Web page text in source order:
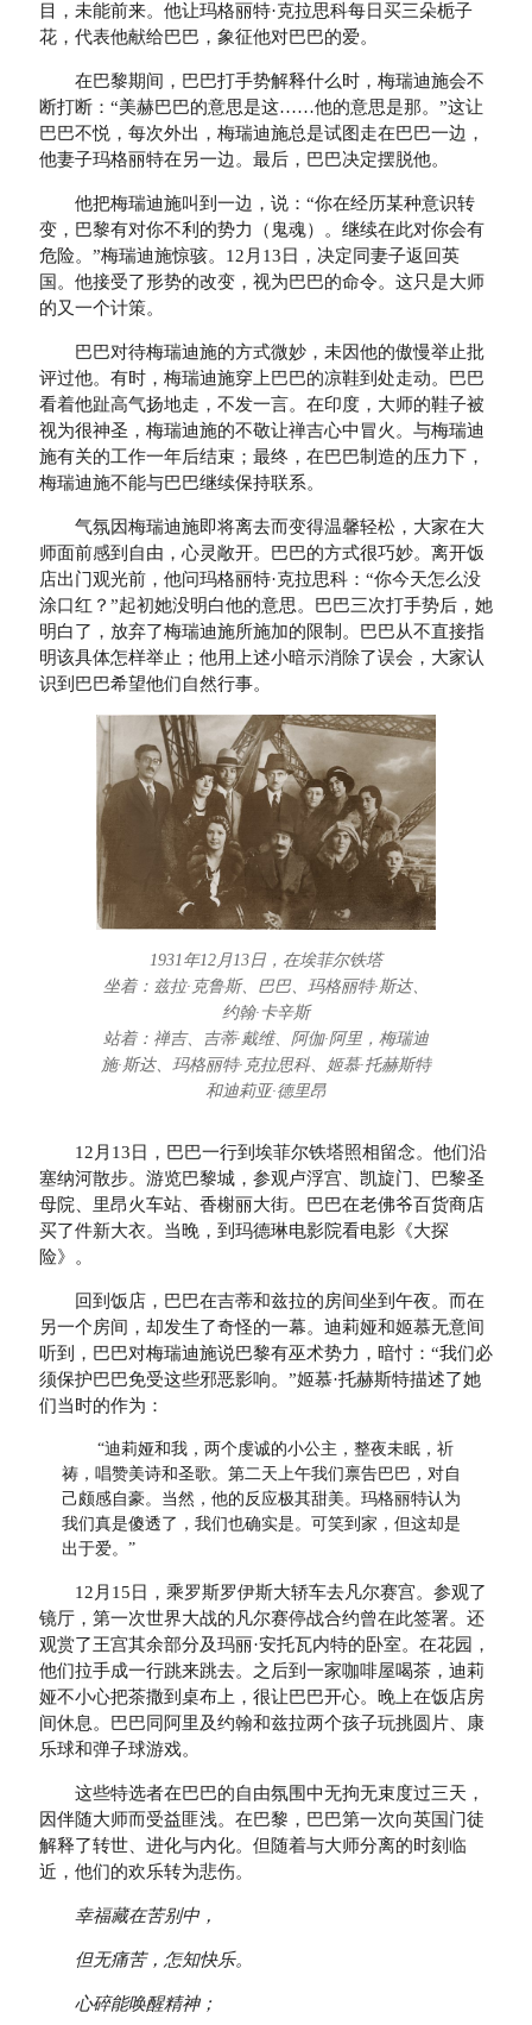
目，未能前来。他让玛格丽特·克拉思科每日买三朵栀子
花，代表他献给巴巴，象征他对巴巴的爱。
在巴黎期间，巴巴打手势解释什么时，梅瑞迪施会不
断打断：“美赫巴巴的意思是这……他的意思是那。”这让
巴巴不悦，每次外出，梅瑞迪施总是试图走在巴巴一边，
他妻子玛格丽特在另一边。最后，巴巴决定摆脱他。
他把梅瑞迪施叫到一边，说：“你在经历某种意识转
变，巴黎有对你不利的势力（鬼魂）。继续在此对你会有
危险。”梅瑞迪施惊骇。12月13日，决定同妻子返回英
国。他接受了形势的改变，视为巴巴的命令。这只是大师
的又一个计策。
巴巴对待梅瑞迪施的方式微妙，未因他的傲慢举止批
评过他。有时，梅瑞迪施穿上巴巴的凉鞋到处走动。巴巴
看着他趾高气扬地走，不发一言。在印度，大师的鞋子被
视为很神圣，梅瑞迪施的不敬让禅吉心中冒火。与梅瑞迪
施有关的工作一年后结束；最终，在巴巴制造的压力下，
梅瑞迪施不能与巴巴继续保持联系。
气氛因梅瑞迪施即将离去而变得温馨轻松，大家在大
师面前感到自由，心灵敞开。巴巴的方式很巧妙。离开饭
店出门观光前，他问玛格丽特·克拉思科：“你今天怎么没
涂口红？”起初她没明白他的意思。巴巴三次打手势后，她
明白了，放弃了梅瑞迪施所施加的限制。巴巴从不直接指
明该具体怎样举止；他用上述小暗示消除了误会，大家认
识到巴巴希望他们自然行事。
1931年12月13日，在埃菲尔铁塔
坐着：兹拉·克鲁斯、巴巴、玛格丽特·斯达、
约翰·卡辛斯
站着：禅吉、吉蒂·戴维、阿伽·阿里，梅瑞迪
施·斯达、玛格丽特·克拉思科、姬慕·托赫斯特
和迪莉亚·德里昂
12月13日，巴巴一行到埃菲尔铁塔照相留念。他们沿
塞纳河散步。游览巴黎城，参观卢浮宫、凯旋门、巴黎圣
母院、里昂火车站、香榭丽大街。巴巴在老佛爷百货商店
买了件新大衣。当晚，到玛德琳电影院看电影《大探
险》。
回到饭店，巴巴在吉蒂和兹拉的房间坐到午夜。而在
另一个房间，却发生了奇怪的一幕。迪莉娅和姬慕无意间
听到，巴巴对梅瑞迪施说巴黎有巫术势力，暗忖：“我们必
须保护巴巴免受这些邪恶影响。”姬慕·托赫斯特描述了她
们当时的作为：
“迪莉娅和我，两个虔诚的小公主，整夜未眠，祈
祷，唱赞美诗和圣歌。第二天上午我们禀告巴巴，对自
己颇感自豪。当然，他的反应极其甜美。玛格丽特认为
我们真是傻透了，我们也确实是。可笑到家，但这却是
出于爱。”
12月15日，乘罗斯罗伊斯大轿车去凡尔赛宫。参观了
镜厅，第一次世界大战的凡尔赛停战合约曾在此签署。还
观赏了王宫其余部分及玛丽·安托瓦内特的卧室。在花园，
他们拉手成一行跳来跳去。之后到一家咖啡屋喝茶，迪莉
娅不小心把茶撒到桌布上，很让巴巴开心。晚上在饭店房
间休息。巴巴同阿里及约翰和兹拉两个孩子玩挑圆片、康
乐球和弹子球游戏。
这些特选者在巴巴的自由氛围中无拘无束度过三天，
因伴随大师而受益匪浅。在巴黎，巴巴第一次向英国门徒
解释了转世、进化与内化。但随着与大师分离的时刻临
近，他们的欢乐转为悲伤。
幸福藏在苦别中，
但无痛苦，怎知快乐。
心碎能唤醒精神；